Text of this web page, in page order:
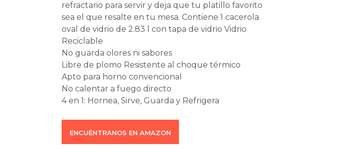
refractario para servir y deja que tu platillo favorito
sea el que resalte en tu mesa. Contiene 1 cacerola
oval de vidrio de 2.83 l con tapa de vidrio Vidrio
Reciclable
No guarda olores ni sabores
Libre de plomo Resistente al choque térmico
Apto para horno convencional
No calentar a fuego directo
4 en 1: Hornea, Sirve, Guarda y Refrigera
ENCUÉNTRANOS EN AMAZON